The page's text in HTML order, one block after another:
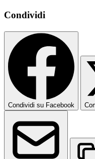
Condividi
Condividi su Facebook